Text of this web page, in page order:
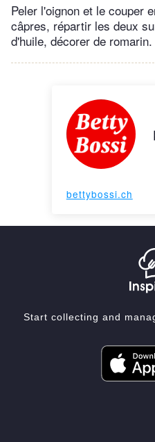
Peler l'oignon et le couper
câpres, répartir les deux
d'huile, décorer de romarin.
bettybossi.ch
Start collecting and